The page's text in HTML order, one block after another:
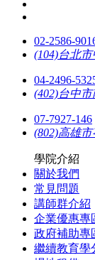
02-2586-
(104)台北
04-2496-
(402)台中
07-7927-146
(802)高雄
學院介紹
關於我們
常見問題
講師群介紹
企業優惠專
政府補助專
繼續教育學